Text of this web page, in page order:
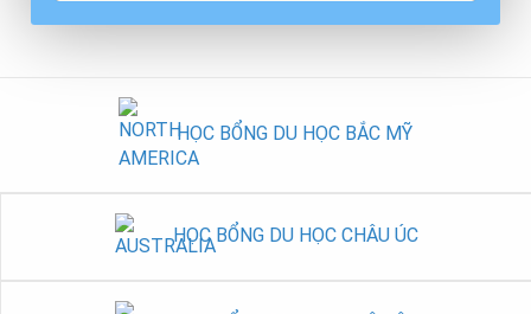
HỌC BỔNG DU HỌC BẮC MỸ
HỌC BỔNG DU HỌC CHÂU ÚC